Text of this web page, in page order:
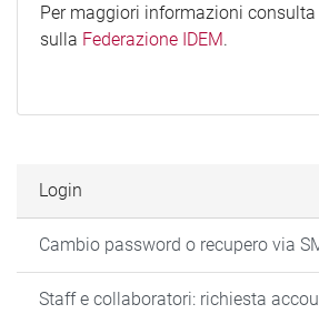
Per maggiori informazioni
sulla Federazione IDEM.
Login
Cambio password o recupero via
Staff e collaboratori: richiesta